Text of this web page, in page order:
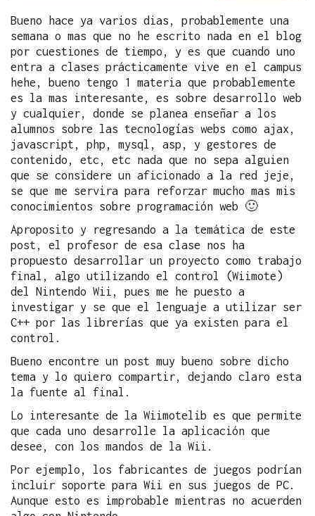
Bueno hace ya varios dias, probablemente una
semana o mas que no he escrito nada en el blog
por cuestiones de tiempo, y es que cuando uno
entra a clases prácticamente vive en el campus
hehe, bueno tengo 1 materia que probablemente
es la mas interesante, es sobre desarrollo web
y cualquier, donde se planea enseñar a los
alumnos sobre las tecnologías webs como ajax,
javascript, php, mysql, asp, y gestores de
contenido, etc, etc nada que no sepa alguien
que se considere un aficionado a la red jeje,
se que me servira para reforzar mucho mas mis
conocimientos sobre programación web 🙂
Aproposito y regresando a la temática de este
post, el profesor de esa clase nos ha
propuesto desarrollar un proyecto como trabajo
final, algo utilizando el control (Wiimote)
del Nintendo Wii, pues me he puesto a
investigar y se que el lenguaje a utilizar ser
C++ por las librerías que ya existen para el
control.
Bueno encontre un post muy bueno sobre dicho
tema y lo quiero compartir, dejando claro esta
la fuente al final.
Lo interesante de la Wiimotelib es que permite
que cada uno desarrolle la aplicación que
desee, con los mandos de la Wii.
Por ejemplo, los fabricantes de juegos podrían
incluir soporte para Wii en sus juegos de PC.
Aunque esto es improbable mientras no acuerden